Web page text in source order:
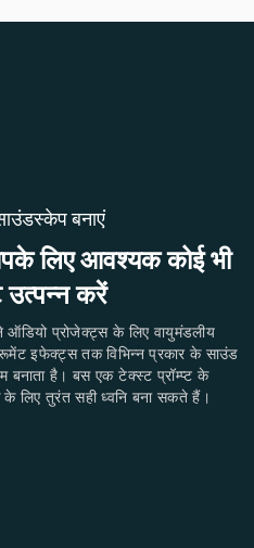
बनाएं
लिए आवश्यक कोई भी
करें
ऑडियो प्रोजेक्ट्स के लिए वायुमंडलीय
इफेक्ट्स तक विभिन्न प्रकार के साउंड
बनाता है। बस एक टेक्स्ट प्रॉम्प्ट के
लिए तुरंत सही ध्वनि बना सकते हैं।